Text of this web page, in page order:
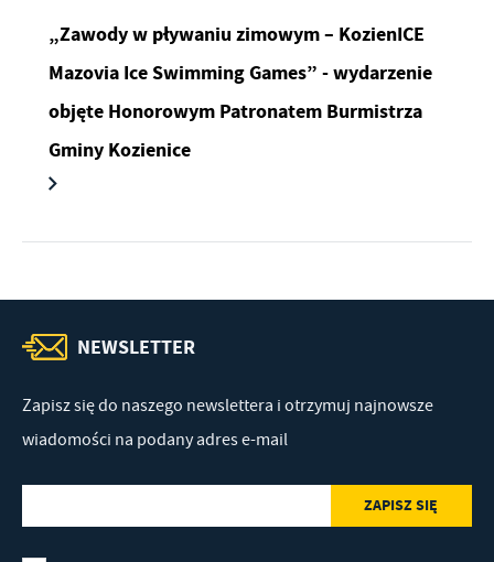
„Zawody w pływaniu zimowym – KozienICE
Mazovia Ice Swimming Games” - wydarzenie
objęte Honorowym Patronatem Burmistrza
Gminy Kozienice
NEWSLETTER
Zapisz się do naszego newslettera i otrzymuj najnowsze
wiadomości na podany adres e-mail